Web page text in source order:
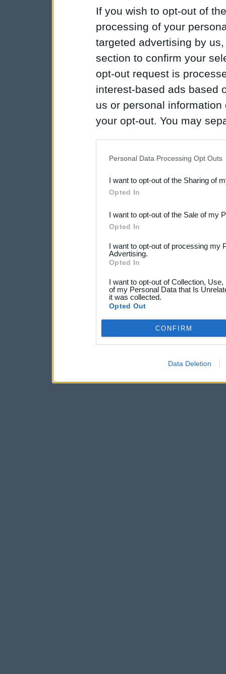
If you wish to opt-out of
processing of your
targeted advertising by
section to confirm your
opt-out request is
interest-based ads based
us or personal
your opt-out. You may
Downstream Participants
third parties.
Personal Data Processing Opt Outs
I want to opt-out of the Sharing of
Opted In
I want to opt-out of the Sale of my
Opted In
I want to opt-out of processing my
Advertising.
Opted In
I want to opt-out of Collection,
of my Personal Data that Is
it was collected.
Opted Out
CONFIRM
Data Deletion